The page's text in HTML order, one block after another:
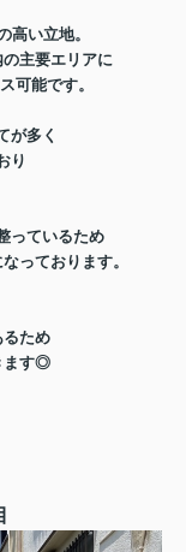
高い立地。
主要エリアに
可能です。
が多く
り
っているため
っております。
ため
ます◎